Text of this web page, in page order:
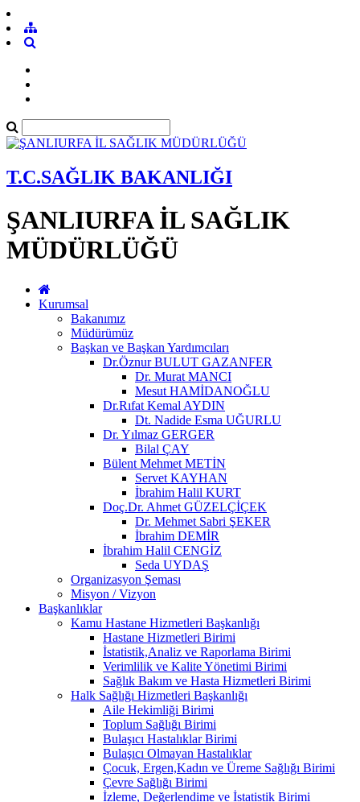
T.C.SAĞLIK BAKANLIĞI
ŞANLIURFA İL SAĞLIK
MÜDÜRLÜĞÜ
Kurumsal
Bakanımız
Müdürümüz
Başkan ve Başkan Yardımcıları
Dr.Öznur BULUT GAZANFER
Dr. Murat MANCI
Mesut HAMİDANOĞLU
Dr.Rıfat Kemal AYDIN
Dt. Nadide Esma UĞURLU
Dr. Yılmaz GERGER
Bilal ÇAY
Bülent Mehmet METİN
Servet KAYHAN
İbrahim Halil KURT
Doç.Dr. Ahmet GÜZELÇİÇEK
Dr. Mehmet Sabri ŞEKER
İbrahim DEMİR
İbrahim Halil CENGİZ
Seda UYDAŞ
Organizasyon Şeması
Misyon / Vizyon
Başkanlıklar
Kamu Hastane Hizmetleri Başkanlığı
Hastane Hizmetleri Birimi
İstatistik,Analiz ve Raporlama Birimi
Verimlilik ve Kalite Yönetimi Birimi
Sağlık Bakım ve Hasta Hizmetleri Birimi
Halk Sağlığı Hizmetleri Başkanlığı
Aile Hekimliği Birimi
Toplum Sağlığı Birimi
Bulaşıcı Hastalıklar Birimi
Bulaşıcı Olmayan Hastalıklar
Çocuk, Ergen,Kadın ve Üreme Sağlığı Birimi
Çevre Sağlığı Birimi
İzleme, Değerlendime ve İstatistik Birimi